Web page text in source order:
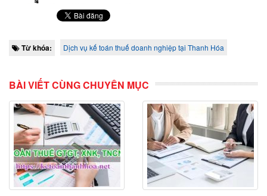
Từ khóa: Dịch vụ kế toán thuế doanh nghiệp tại Thanh Hóa
BÀI VIẾT CÙNG CHUYÊN MỤC